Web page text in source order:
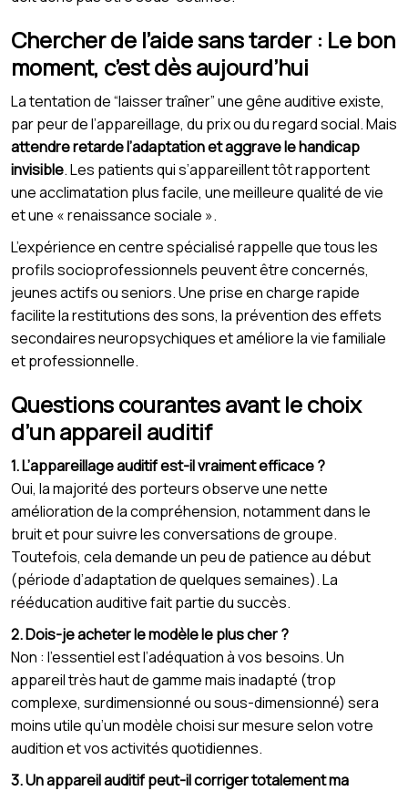
Chercher de l’aide sans tarder : Le bon
moment, c’est dès aujourd’hui
La tentation de “laisser traîner” une gêne auditive existe,
par peur de l’appareillage, du prix ou du regard social. Mais
attendre retarde l’adaptation et aggrave le handicap
invisible. Les patients qui s’appareillent tôt rapportent
une acclimatation plus facile, une meilleure qualité de vie
et une « renaissance sociale ».
L’expérience en centre spécialisé rappelle que tous les
profils socioprofessionnels peuvent être concernés,
jeunes actifs ou seniors. Une prise en charge rapide
facilite la restitutions des sons, la prévention des effets
secondaires neuropsychiques et améliore la vie familiale
et professionnelle.
Questions courantes avant le choix
d’un appareil auditif
1. L’appareillage auditif est-il vraiment efficace ?
Oui, la majorité des porteurs observe une nette
amélioration de la compréhension, notamment dans le
bruit et pour suivre les conversations de groupe.
Toutefois, cela demande un peu de patience au début
(période d’adaptation de quelques semaines). La
rééducation auditive fait partie du succès.
2. Dois-je acheter le modèle le plus cher ?
Non : l’essentiel est l’adéquation à vos besoins. Un
appareil très haut de gamme mais inadapté (trop
complexe, surdimensionné ou sous-dimensionné) sera
moins utile qu’un modèle choisi sur mesure selon votre
audition et vos activités quotidiennes.
3. Un appareil auditif peut-il corriger totalement ma